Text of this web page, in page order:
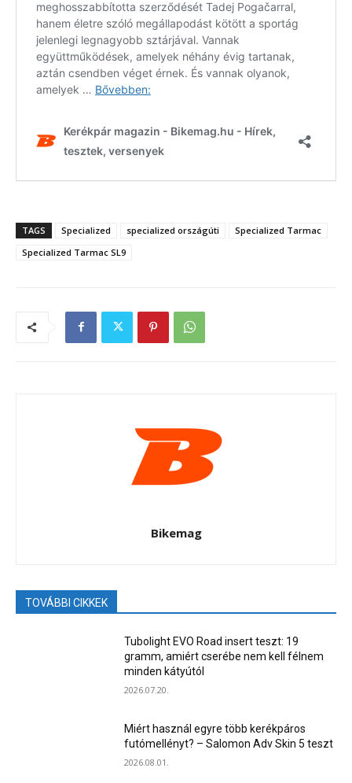
TAGS Specialized specialized országúti
Specialized Tarmac
Specialized Tarmac SL9
Bikemag
TOVÁBBI CIKKEK
Tubolight EVO Road insert teszt: 19
gramm, amiért cserébe nem kell félnem
minden kátyútól
2026.07.20.
Miért használ egyre több kerékpáros
futómellényt? – Salomon Adv Skin 5 teszt
2026.08.01.